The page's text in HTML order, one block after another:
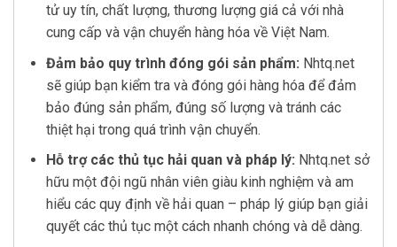
tử uy tín, chất lượng, thương lượng giá cả với nhà
cung cấp và vận chuyển hàng hóa về Việt Nam.
Đảm bảo quy trình đóng gói sản phẩm: Nhtq.net
sẽ giúp bạn kiểm tra và đóng gói hàng hóa để đảm
bảo đúng sản phẩm, đúng số lượng và tránh các
thiệt hại trong quá trình vận chuyển.
Hỗ trợ các thủ tục hải quan và pháp lý: Nhtq.net sở
hữu một đội ngũ nhân viên giàu kinh nghiệm và am
hiểu các quy định về hải quan – pháp lý giúp bạn giải
quyết các thủ tục một cách nhanh chóng và dễ dàng.